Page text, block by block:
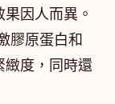
因人而異。
膠原蛋白和
緻度，同時還